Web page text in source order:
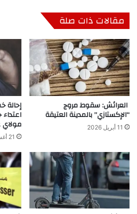
مقالات ذات صلة
العرائش: سقوط مروج
“الإكستازي” بالمدينة العتيقة
11 أبريل 2026 مولاي
21 أغسطس 2025